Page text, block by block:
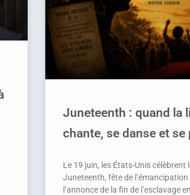
Juneteenth : quand la
chante, se danse et se
Le 19 juin, les États-Unis célèbrent
Juneteenth, fête de
l’annonce de la fin de l’esclavage